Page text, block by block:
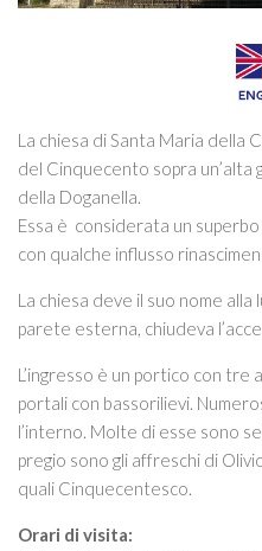
Le nostre guide autorizzate
Donazioni
Contattaci
Info
La chiesa di Santa Maria della
del Cinquecento sopra un’alta
della Doganella.
Essa è considerata un
con qualche influsso
La chiesa deve il suo nome alla
parete esterna, chiudeva
L’ingresso è un portico con
portali con bassorilievi.
l’interno. Molte di esse sono
pregio sono gli affreschi di
quali Cinquecentesco.
Orari di visita: